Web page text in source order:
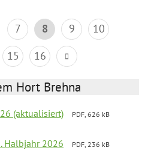
7 8 9
10
15 16
Hort Brehna
(aktualisiert)
PDF, 626 kB
Halbjahr 2026
PDF, 236 kB